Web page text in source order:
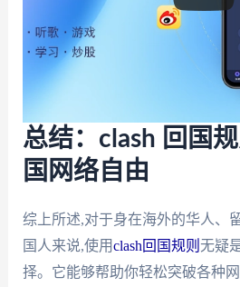
总结：clash 回国
国网络自由
综上所述,对于身在海外的华人、
国人来说,使用clash回国规则 无疑
择。它能够帮助你轻松突破各种